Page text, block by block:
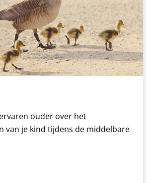
ouder over het
van je kind tijdens de middelbare